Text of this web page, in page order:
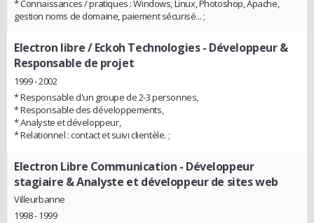
* Connaissances / pratiques : Windows, Linux, Photoshop, Apache,
gestion noms de domaine, paiement sécurisé... ;
Electron libre / Eckoh Technologies- Développeur &
Responsable de projet
1999 - 2002
* Responsable d'un groupe de 2-3 personnes,
* Responsable des développements,
* Analyste et développeur,
* Relationnel : contact et suivi clientèle. ;
Electron Libre Communication - Développeur
stagiaire & Analyste et développeur de sites web
Villeurbanne
1998 - 1999